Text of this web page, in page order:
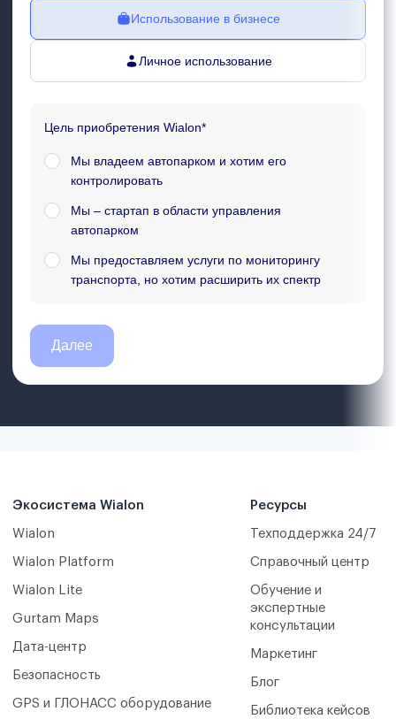
Экосистема Wialon
Wialon
Wialon Platform
Wialon Lite
Gurtam Maps
Дата-центр
Безопасность
GPS и ГЛОНАСС оборудование
Ресурсы
Техподдержка 24/7
Справочный центр
Обучение и
экспертные
консультации
Маркетинг
Блог
Библиотека кейсов